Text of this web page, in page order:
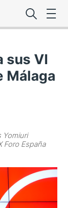
Foro
de
sus VI
Málaga
Yomiuri
Foro España